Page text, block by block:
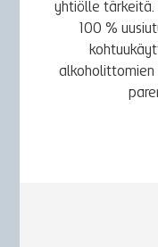
yhtiölle tärkeitä.
100 %
alkoholittomien